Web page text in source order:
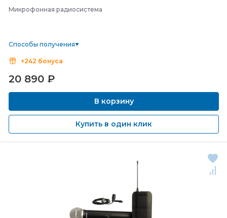
Микрофонная радиосистема
Способы получения
+242 бонуса
20 890 ₽
В корзину
Купить в один клик